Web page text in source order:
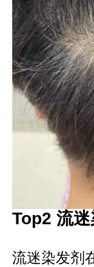
Top2 流
流迷染发剂